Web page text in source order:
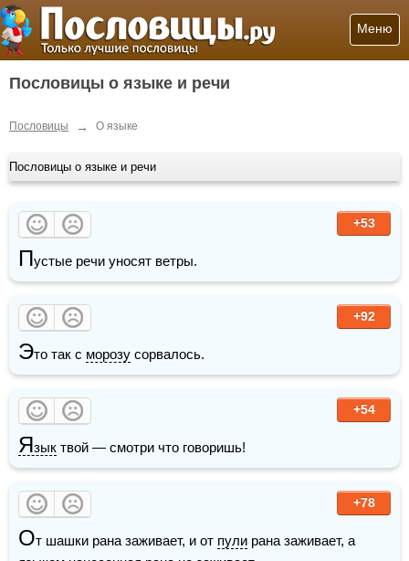
Меню
Пословицы о языке и речи
Пословицы → О языке
Пословицы о языке и речи
+53
Пустые речи уносят ветры.
+92
Это так с морозу сорвалось.
+54
Язык твой — смотри что говоришь!
+78
От шашки рана заживает, и от пули